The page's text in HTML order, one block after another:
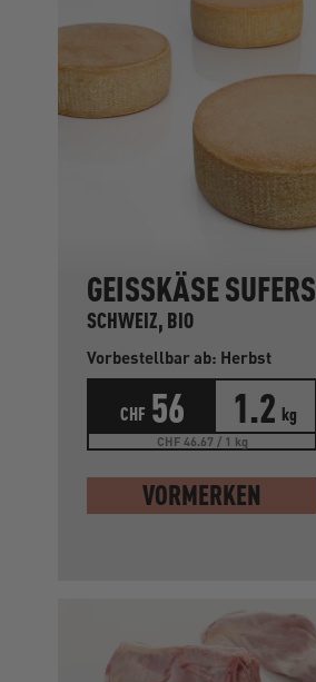
GEISSKÄSE SUFERS
SCHWEIZ, BIO
Vorbestellbar ab: Herbst
CHF 56 1.2 kg
CHF 46.67 / 1 kg
VORMERKEN